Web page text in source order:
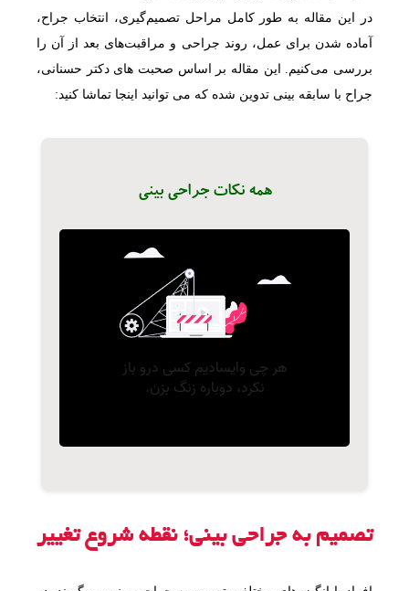
در این مقاله به طور کامل مراحل تصمیم‌گیری، انتخاب جراح،
آماده شدن برای عمل، روند جراحی و مراقبت‌های بعد از آن را
بررسی می‌کنیم. این مقاله بر اساس صحبت های دکتر حسنانی،
جراح با سابقه بینی تدوین شده که می توانید اینجا تماشا کنید:
همه نکات جراحی بینی
تصمیم به جراحی بینی؛ نقطه شروع تغییر